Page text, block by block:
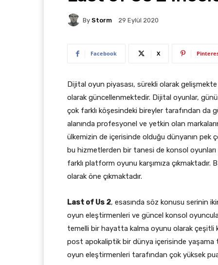
By Storm 29 Eylül 2020
Facebook X
Dijital oyun piyasası, sürekli olarak
olarak güncellenmektedir. Dijital oyunlar,
çok farklı köşesindeki bireyler tarafından da
alanında profesyonel ve yetkin olan
ülkemizin de içerisinde olduğu dünyanın pek
bu hizmetlerden bir tanesi de konsol
farklı platform oyunu karşımıza
olarak öne çıkmaktadır.
Last of Us 2, esasında söz konusu serinin
oyun eleştirmenleri ve güncel konsol
temelli bir hayatta kalma oyunu olarak çeşitli
post apokaliptik bir dünya içerisinde
oyun eleştirmenleri tarafından çok yüksek